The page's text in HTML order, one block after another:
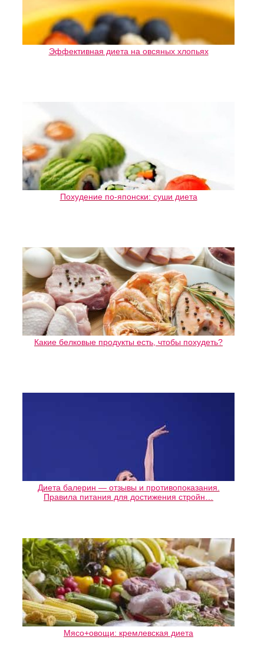
Эффективная диета на овсяных хлопьях
Похудение по-японски: суши диета
Какие белковые продукты есть, чтобы похудеть?
Диета балерин — отзывы и противопоказания.
Правила питания для достижения стройн…
Мясо+овощи: кремлевская диета